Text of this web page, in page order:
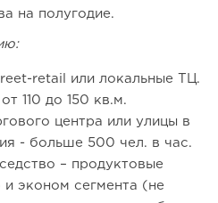
8
собственной
на полугодие.
retail или локальные ТЦ.
110 до 150 кв.м.
центра или улицы в
- больше 500 чел. в час.
– продуктовые
и эконом сегмента (не